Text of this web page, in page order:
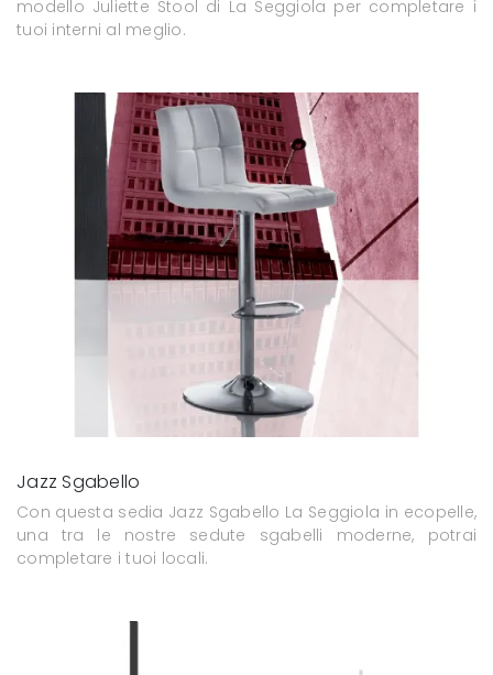
modello Juliette Stool di La Seggiola per completare i
tuoi interni al meglio.
Jazz Sgabello
Con questa sedia Jazz Sgabello La Seggiola in ecopelle,
una tra le nostre sedute sgabelli moderne, potrai
completare i tuoi locali.